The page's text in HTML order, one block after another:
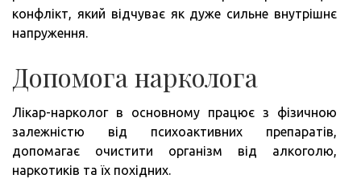
конфлікт, який відчуває як дуже сильне внутрішнє
напруження.
Допомога нарколога
Лікар-нарколог в основному працює з фізичною
залежністю від психоактивних препаратів,
допомагає очистити організм від алкоголю,
наркотиків та їх похідних.